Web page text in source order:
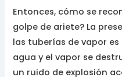
Entonces, cómo se
golpe de ariete? La
las tuberías de vapor
agua y el vapor se
un ruido de explosión